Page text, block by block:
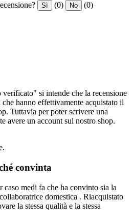
Sì (0) No (0)
si intende che la recensione
che hanno effettivamente acquistato il
Tuttavia per poter scrivere una
avere un account sul nostro shop.
convinta
caso medi fa che ha convinto sia la
domestica . Riacquistato
la stessa qualità e la stessa